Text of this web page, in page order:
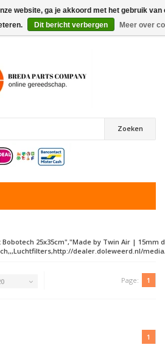
Zoeken
25x35cm","Made by Twin Air | 15mm
dealer.doleweerd.nl/
Page: 1
1
website, ga je akkoord met het gebruik
Dit bericht verbergen Meer over